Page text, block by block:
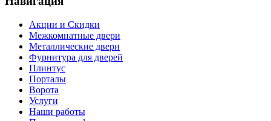
Акции и Скидки
Межкомнатные двери
Металлические двери
Фурнитура для дверей
Плинтус
Порталы
Ворота
Услуги
Наши работы